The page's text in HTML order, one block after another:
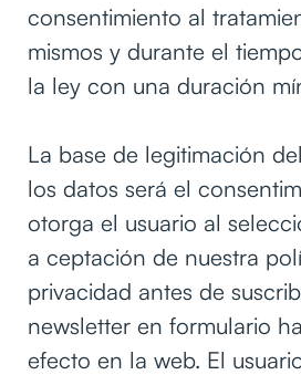
consentimiento al
mismos y durante el
la ley con una duración
La base de legitimación
los datos será el
otorga el usuario al
a ceptación de nuestra
privacidad antes de
newsletter en formulario
efecto en la web. El